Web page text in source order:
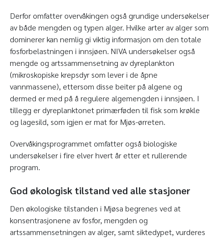
Derfor omfatter overvåkingen også grundige undersøkelser
av både mengden og typen alger. Hvilke arter av alger som
dominerer kan nemlig gi viktig informasjon om den totale
fosforbelastningen i innsjøen. NIVA undersøkelser også
mengde og artssammensetning av dyreplankton
(mikroskopiske krepsdyr som lever i de åpne
vannmassene), ettersom disse beiter på algene og
dermed er med på å regulere algemengden i innsjøen. I
tillegg er dyreplanktonet primærføden til fisk som krøkle
og lagesild, som igjen er mat for Mjøs-ørreten.
Overvåkingsprogrammet omfatter også biologiske
undersøkelser i fire elver hvert år etter et rullerende
program.
God økologisk tilstand ved alle stasjoner
Den økologiske tilstanden i Mjøsa begrenes ved at
konsentrasjonene av fosfor, mengden og
artssammensetningen av alger, samt siktedypet, vurderes